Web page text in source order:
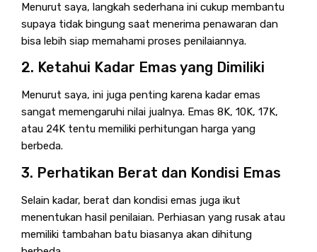
Menurut saya, langkah sederhana ini cukup membantu
supaya tidak bingung saat menerima penawaran dan
bisa lebih siap memahami proses penilaiannya.
2. Ketahui Kadar Emas yang Dimiliki
Menurut saya, ini juga penting karena kadar emas
sangat memengaruhi nilai jualnya. Emas 8K, 10K, 17K,
atau 24K tentu memiliki perhitungan harga yang
berbeda.
3. Perhatikan Berat dan Kondisi Emas
Selain kadar, berat dan kondisi emas juga ikut
menentukan hasil penilaian. Perhiasan yang rusak atau
memiliki tambahan batu biasanya akan dihitung